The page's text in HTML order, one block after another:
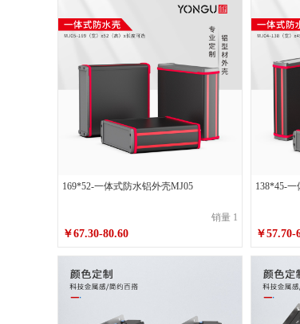
100*50*180喷砂皓月银带耳
110*55*100喷砂墨玉黑不带耳
110*55*120喷砂墨玉黑带耳
110*55*180喷砂皓月银带耳
125*60*150喷砂墨玉黑带耳
125*60*180喷砂皓月银不带耳
130*65*150喷砂墨玉黑不带耳
130*65*180喷砂墨玉黑带耳
169*52-一体式防水铝外壳MJ05
销量 1
￥67.30-80.60
138*45-
￥57.70-